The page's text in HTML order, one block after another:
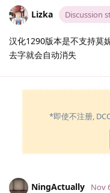
Lizka Discussion
汉化1290版本是不支持莫
去字就会自动消失
*即使不注册,
NingActually Nov